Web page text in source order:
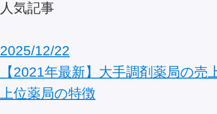
人気記事
2025/12/22
【2021年最新】大手調剤薬局の売
上位薬局の特徴